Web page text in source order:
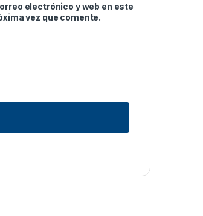
electrónico y web en este
vez que comente.